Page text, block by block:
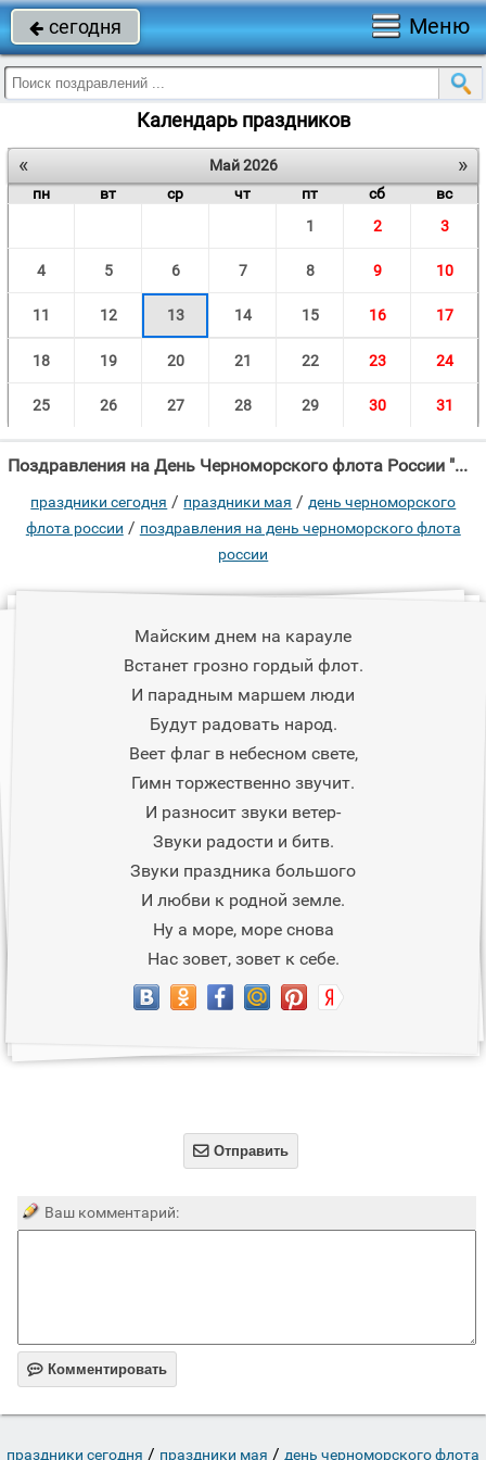
 сегодня Меню
Календарь праздников
« »
Май 2026
пн
вт ср чт пт сб
вс
1
2 3
4 5 6 7 8 9 10
11 12 13 14 15 16 17
18 19 20 21 22 23 24
25 26 27 28 29 30 31
Поздравления на День Черноморского флота России "Майским днем на карауле Встанет грозно гордый флот."
праздники сегодня / праздники мая /день черноморского
флота россии / поздравления на день черноморского флота
россии
Майским днем на карауле
Встанет грозно гордый флот.
И парадным маршем люди
Будут радовать народ.
Веет флаг в небесном свете,
Гимн торжественно звучит.
И разносит звуки ветер-
Звуки радости и битв.
Звуки праздника большого
И любви к родной земле.
Ну а море, море снова
Нас зовет, зовет к себе.
 Отправить
Ваш комментарий:
 Комментировать
праздники сегодня / праздники мая / день черноморского флота